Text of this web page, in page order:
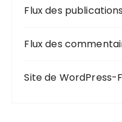
Flux des publications
Flux des
Site de WordPress-